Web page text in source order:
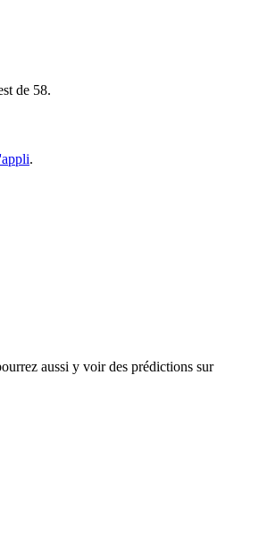
de 58.
.
aussi y voir des prédictions sur